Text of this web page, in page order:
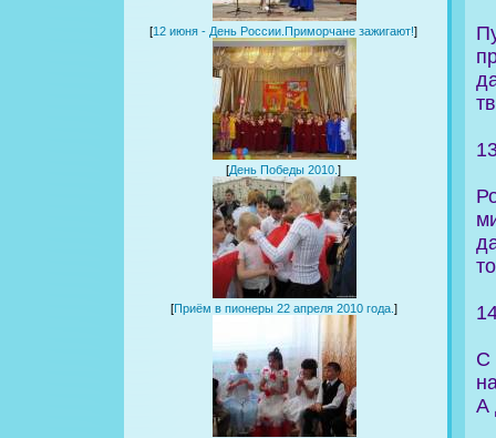
[12 июня - День России.Приморчане зажигают!]
[День Победы 2010.]
[Приём в пионеры 22 апреля 2010 года. ]
С
А